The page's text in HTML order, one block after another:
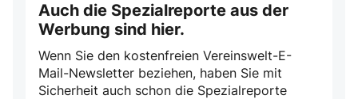
Auch die Spezialreporte aus der
Werbung sind hier.
Wenn Sie den kostenfreien Vereinswelt-E-
Mail-Newsletter beziehen, haben Sie mit
Sicherheit auch schon die Spezialreporte